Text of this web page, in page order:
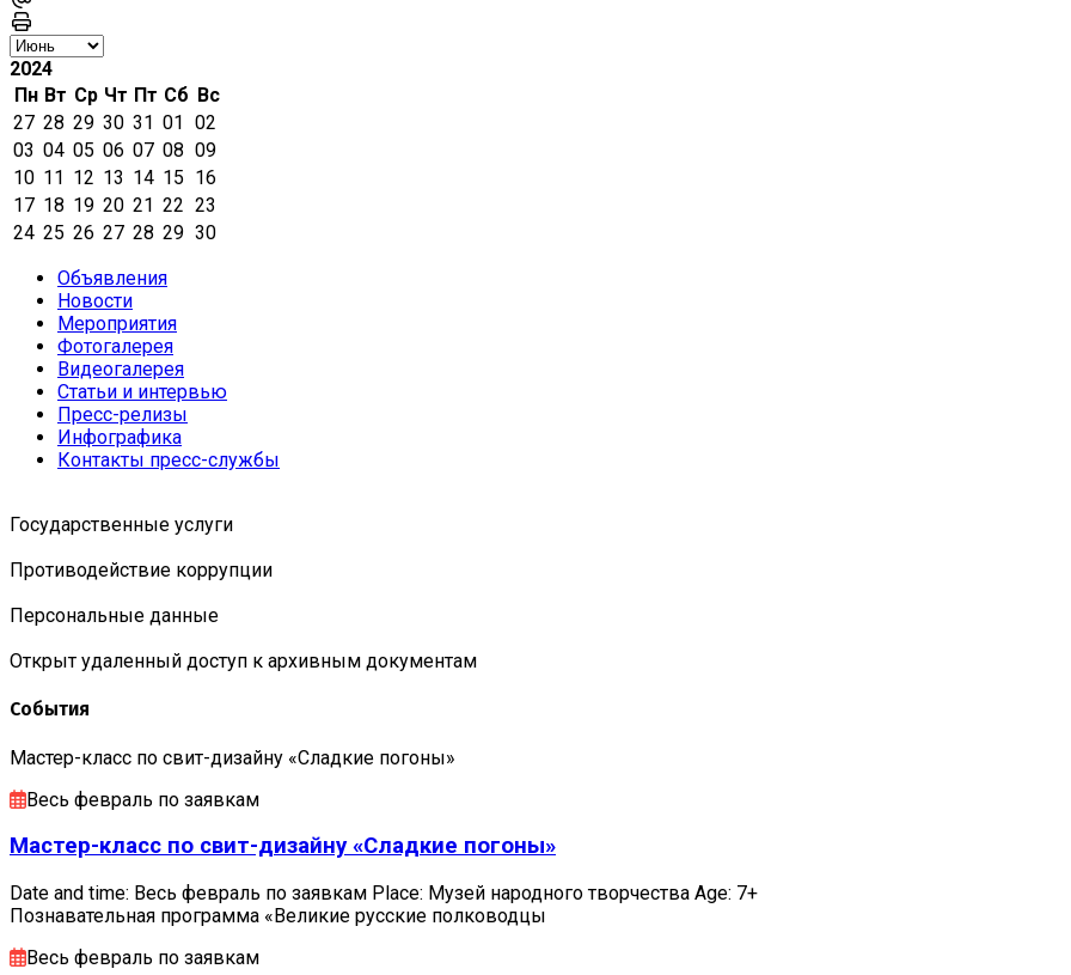
2024
Пн Вт Ср Чт Пт Сб Вс
27 28 29 30 31 01 02
03 04 05 06 07 08 09
10 11 12 13 14 15 16
17 18 19 20 21 22 23
24 25 26 27 28 29 30
Объявления
Новости
Мероприятия
Фотогалерея
Видеогалерея
Статьи и интервью
Пресс-релизы
Инфографика
Контакты пресс-службы
Государственные услуги
Противодействие коррупции
Персональные данные
Открыт удаленный доступ к архивным документам
События
Мастер-класс по свит-дизайну «Сладкие погоны»
Весь февраль по заявкам
Мастер-класс по свит-дизайну «Сладкие погоны»
Date and time: Весь февраль по заявкам Place: Музей народного творчества Age: 7+
Познавательная программа «Великие русские полководцы
Весь февраль по заявкам